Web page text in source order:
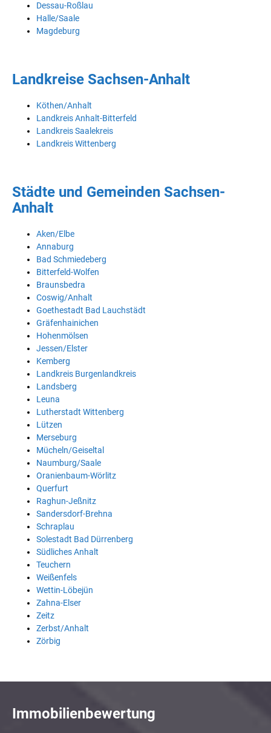
Dessau-Roßlau
Halle/Saale
Magdeburg
Landkreise Sachsen-Anhalt
Köthen/Anhalt
Landkreis Anhalt-Bitterfeld
Landkreis Saalekreis
Landkreis Wittenberg
Städte und Gemeinden Sachsen-
Anhalt
Aken/Elbe
Annaburg
Bad Schmiedeberg
Bitterfeld-Wolfen
Braunsbedra
Coswig/Anhalt
Goethestadt Bad Lauchstädt
Gräfenhainichen
Hohenmölsen
Jessen/Elster
Kemberg
Landkreis Burgenlandkreis
Landsberg
Leuna
Lutherstadt Wittenberg
Lützen
Merseburg
Mücheln/Geiseltal
Naumburg/Saale
Oranienbaum-Wörlitz
Querfurt
Raghun-Jeßnitz
Sandersdorf-Brehna
Schraplau
Solestadt Bad Dürrenberg
Südliches Anhalt
Teuchern
Weißenfels
Wettin-Löbejün
Zahna-Elser
Zeitz
Zerbst/Anhalt
Zörbig
Immobilienbewertung